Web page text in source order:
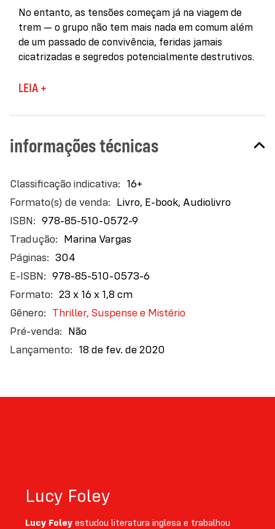
No entanto, as tensões começam já na viagem de
trem — o grupo não tem mais nada em comum além
de um passado de convivência, feridas jamais
cicatrizadas e segredos potencialmente destrutivos.
E então, em meio à grande festa da última noite do
ano, o fio que os mantém unidos enfim arrebenta. No
entrar. Ninguém pode sair. Nem o assassino.
dos vários personagens, a história deste malfadado
encontro é um daqueles mistérios de assassinato
cheio de tensão e de ritmo perfeito. Com uma trama
assustadora e brilhantemente construída,
festaplanta no leitor a semente da dúvida: será que
velhos amigos são sempre os melhores amigos?
LEIA +
informações técnicas
Mais
informações
16+
Livro, E-book, Audiolivro
978-85-510-0572-9
Marina Vargas
304
978-85-510-0573-6
23 x 16 x 1,8 cm
Thriller, Suspense e Mistério
Não
18 de fev. de 2020
Lucy Foley
Lucy Foley estudou literatura inglesa e trabalhou